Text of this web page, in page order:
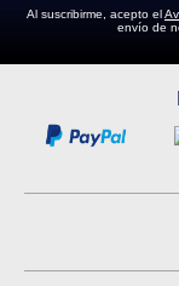
Al suscribirme, acepto el
envío de